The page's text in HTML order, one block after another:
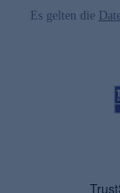
Es gelten die